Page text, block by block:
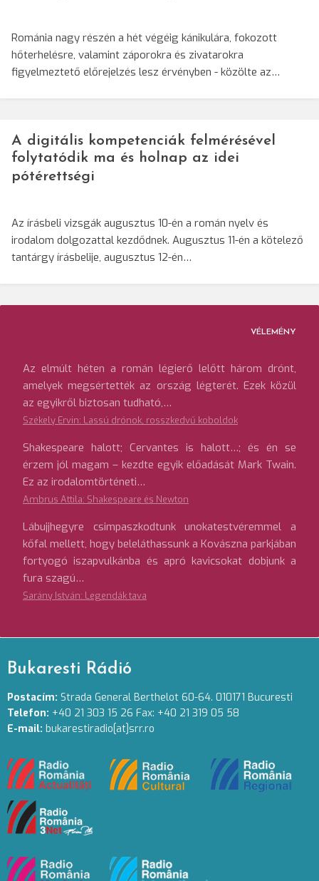
Románia nagy részén a hét végéig kánikulára, fokozott
hőterhelésre, valamint záporokra és zivatarokra
figyelmeztető előrejelzés lesz érvényben - közölte az…
A digitális kompetenciák felmérésével
folytatódik ma és holnap az idei
pótérettségi
Az írásbeli vizsgák augusztus 10-én a román nyelv és
irodalom dolgozattal kezdődnek. Augusztus 11-én a kötelező
tantárgy írásbelije, augusztus 12-én…
VÉLEMÉNY
Az elmúlt héten a román légierő lelőtt három drónt,
amelyek megsértették az ország légterét. Ezek közül
az egyikről biztosan tudható,…
Székely Ervin: Lassú drónok, rosszkedvű koboldok
Shakespeare halott; Cervantes is halott…; és én se
érzem jól magam – kezdte egyik előadását Mark Twain.
Ez az irodalomtörténeti…
Ambrus Attila: Shakespeare és Newton
Lábujjhegyre csimpaszkodtunk unokatestvéremmel a
kőfal mellett, hogy beleláthassunk a Kovászna parkjában
fortyogó iszapvulkánba és apró kavicsokat dobjunk a
fura szagú…
Sarány István: Legendák tava
Bukaresti Rádió
Postacím: Strada General Berthelot 60-64. 010171 Bucuresti
Telefon: +40 21 303 15 26 Fax: +40 21 319 05 58
E-mail: bukarestiradio[at]srr.ro